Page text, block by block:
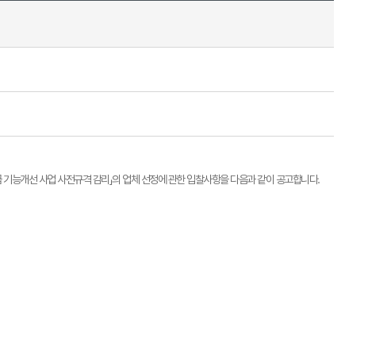
능개선 사업 사전규격 감리」의 업체 선정에 관한 입찰사항을 다음과 같이 공고합니다.